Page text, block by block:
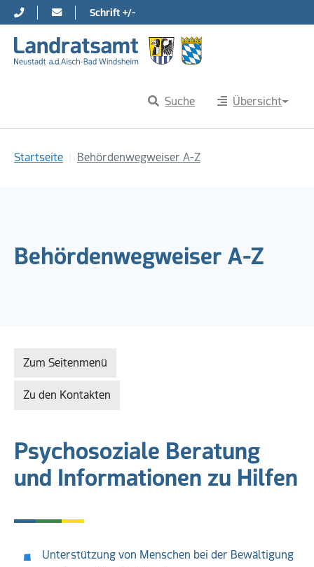
Direkt zur Hauptnavigation springen
Direkt zum Inhalt springen
Schrift +/-
Suche Übersicht
Startseite Behördenwegweiser A-Z
Behördenwegweiser A-Z
Zum Seitenmenü
Zu den Kontakten
Psychosoziale Beratung
und Informationen zu Hilfen
Unterstützung von Menschen bei der Bewältigung